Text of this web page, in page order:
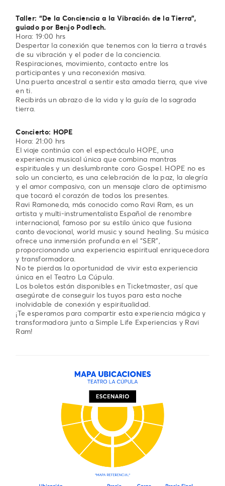
Taller: “De la Conciencia a la Vibración de la Tierra”,
guiado por Benjo Podlech.
Hora: 19:00 hrs
Despertar la conexión que tenemos con la tierra a través
de su vibración y el poder de la conciencia.
Respiraciones, movimiento, contacto entre los
participantes y una reconexión masiva.
Una puerta ancestral a sentir esta amada tierra, que vive
en ti.
Recibirás un abrazo de la vida y la guía de la sagrada
tierra.
Concierto: HOPE
Hora: 21:00 hrs
El viaje continúa con el espectáculo HOPE, una
experiencia musical única que combina mantras
espirituales y un deslumbrante coro Gospel. HOPE no es
solo un concierto, es una celebración de la paz, la alegría
y el amor compasivo, con un mensaje claro de optimismo
que tocará el corazón de todos los presentes.
Ravi Ramoneda, más conocido como Ravi Ram, es un
artista y multi-instrumentalista Español de renombre
internacional, famoso por su estilo único que fusiona
canto devocional, world music y sound healing. Su música
ofrece una inmersión profunda en el “SER”,
proporcionando una experiencia espiritual enriquecedora
y transformadora.
No te pierdas la oportunidad de vivir esta experiencia
única en el Teatro La Cúpula.
Los boletos están disponibles en Ticketmaster, así que
asegúrate de conseguir los tuyos para esta noche
inolvidable de conexión y espiritualidad.
¡Te esperamos para compartir esta experiencia mágica y
transformadora junto a Simple Life Experiencias y Ravi
Ram!